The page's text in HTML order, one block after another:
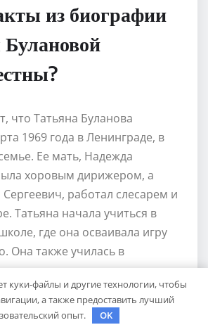
из биографии
что Татьяна Буланова
1969 года в Ленинграде, в
Ее мать, Надежда
хоровым дирижером, а
работал слесарем и
Татьяна начала учиться в
где она осваивала игру
Она также училась в
и получила диплом по
«хоровое пение».
куки-файлы и другие технологии, чтобы
а также предоставить лучший
опыт.
OK